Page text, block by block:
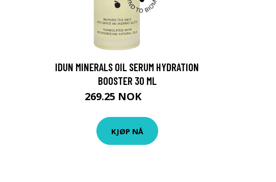
IDUN MINERALS OIL SERUM HYDRATION
BOOSTER 30 ML
269.25 NOK
KJØP NÅ